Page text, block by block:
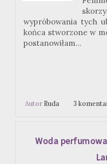
wypróbowania tych
końca stworzone w
postanowiłam...
Autor Ruda 3
Woda